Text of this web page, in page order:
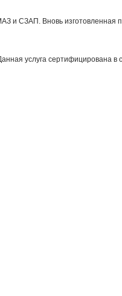
СЗАП. Вновь изготовленная
услуга сертифицирована в